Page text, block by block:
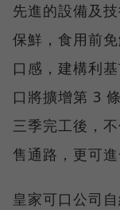
先進的設備及
保鮮，食用前
口感，建構利
口將擴增第 3
三季完工後，
售通路，更可進
皇家可口公司